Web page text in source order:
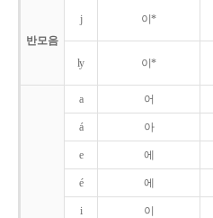
반모음
j 이*
ly 이*
a 어
á 아
e 에
é 에
i 이